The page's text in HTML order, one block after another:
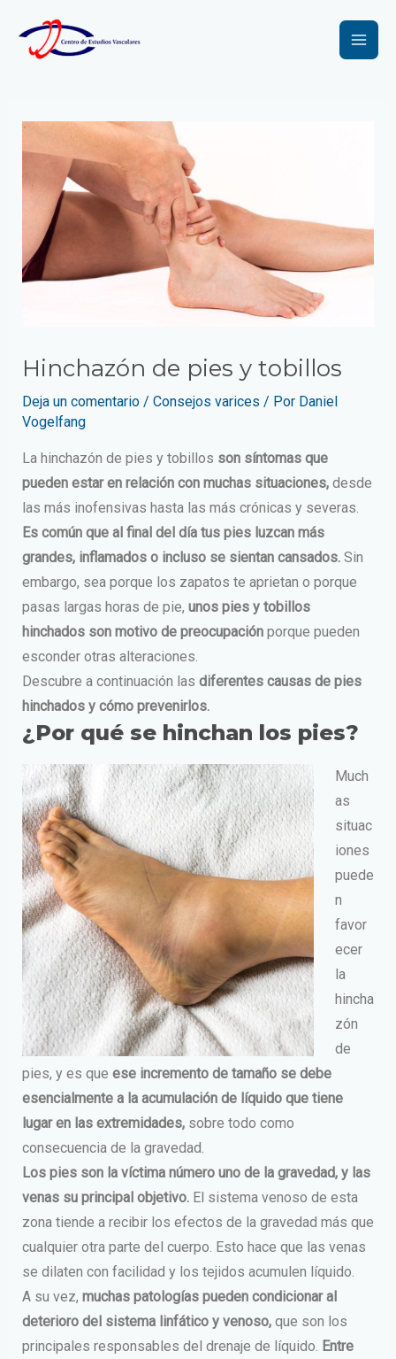
contenido
Main
Hinchazón de pies y tobillos
Deja un comentario / Consejos varices / Por Daniel
Vogelfang
La hinchazón de pies y tobillos son síntomas que
pueden estar en relación con muchas situaciones,desde
las más inofensivas hasta las más crónicas y severas.
Es común que al final del día tus pies luzcan más
grandes, inflamados o incluso se sientan cansados.Sin
embargo, sea porque los zapatos te aprietan o porque
pasas largas horas de pie, unos pies y tobillos
hinchados son motivo de preocupaciónporque pueden
esconder otras alteraciones.
Descubre a continuación las diferentes causas de pies
hinchados y cómo prevenirlos.
¿Por qué se hinchan los pies?
Much
as
situac
iones
puede
n
favor
ecer
la
hincha
zón
de
pies, y es que ese incremento de tamaño se debe
esencialmente a la acumulación de líquido que tiene
lugar en las extremidades,sobre todo como
consecuencia de la gravedad.
Los pies son la víctima número uno de la gravedad, y las
venas su principal objetivo.El sistema venoso de esta
zona tiende a recibir los efectos de la gravedad más que
cualquier otra parte del cuerpo. Esto hace que las venas
se dilaten con facilidad y los tejidos acumulen líquido.
A su vez, muchas patologías pueden condicionar al
deterioro del sistema linfático y venoso,que son los
principales responsables del drenaje de líquido. Entre
de
entradas